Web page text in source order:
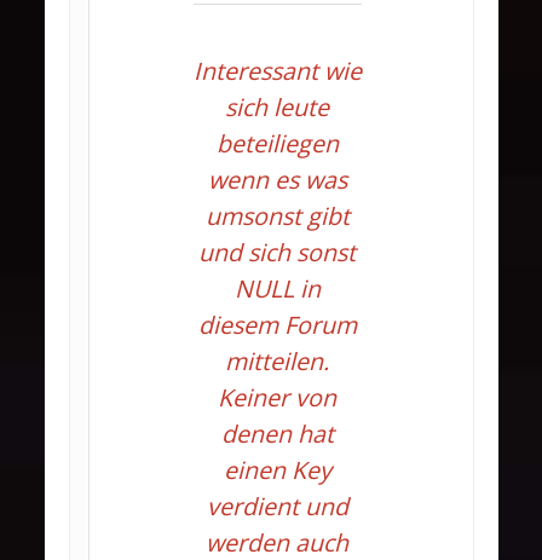
Interessant wie
sich leute
beteiliegen
wenn es was
umsonst gibt
und sich sonst
NULL in
diesem Forum
mitteilen.
Keiner von
denen hat
einen Key
verdient und
werden auch